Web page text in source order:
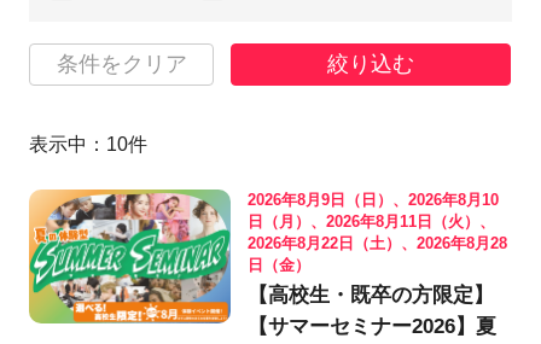
条件をクリア 絞り込む
表示中： 10件
2026年8月9日（日）、2026年8月10
日（月）、2026年8月11日（火）、
2026年8月22日（土）、2026年8月28
日（金）
【高校生・既卒の方限定】
【サマーセミナー2026】夏